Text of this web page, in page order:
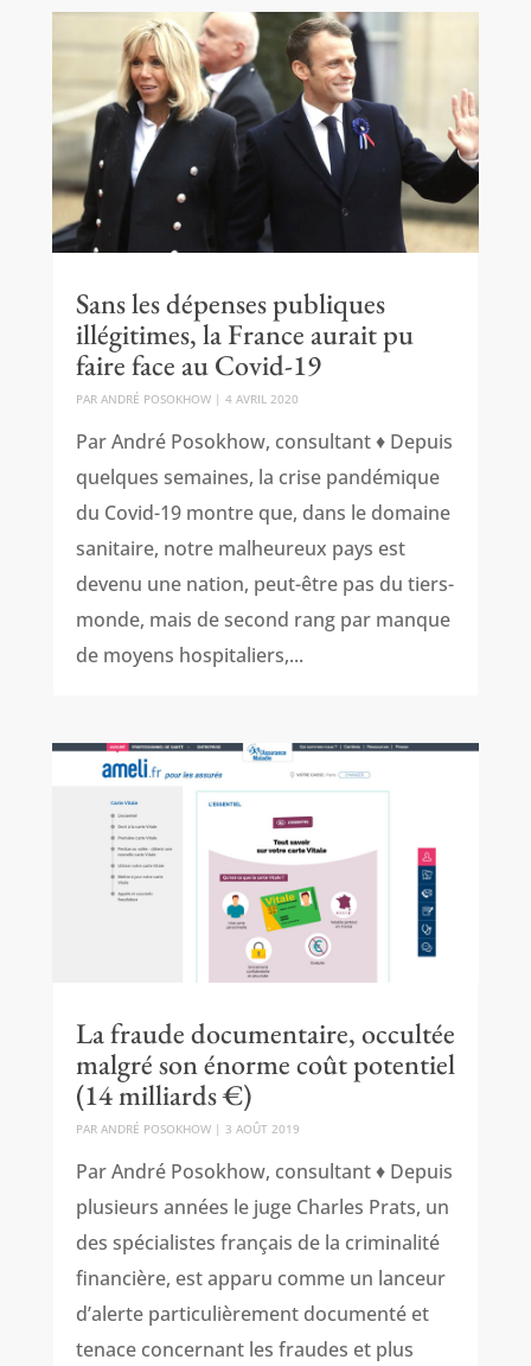
Sans les dépenses publiques
illégitimes, la France aurait pu
faire face au Covid-19
PAR ANDRÉ POSOKHOW| 4 AVRIL 2020
Par André Posokhow, consultant ♦ Depuis
quelques semaines, la crise pandémique
du Covid-19 montre que, dans le domaine
sanitaire, notre malheureux pays est
devenu une nation, peut-être pas du tiers-
monde, mais de second rang par manque
de moyens hospitaliers,...
La fraude documentaire, occultée
malgré son énorme coût potentiel
(14 milliards €)
PAR ANDRÉ POSOKHOW| 3 AOÛT 2019
Par André Posokhow, consultant ♦ Depuis
plusieurs années le juge Charles Prats, un
des spécialistes français de la criminalité
financière, est apparu comme un lanceur
d’alerte particulièrement documenté et
tenace concernant les fraudes et plus